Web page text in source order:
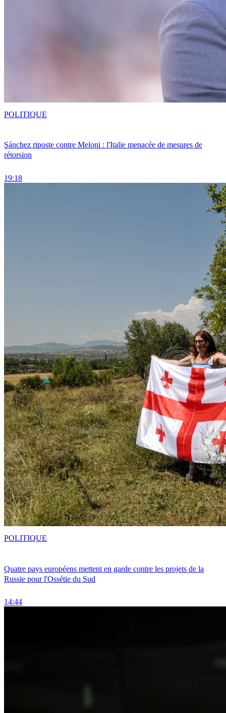
Sánchez riposte contre Meloni : l'Italie menacée de mesures de
rétorsion
19:18
POLITIQUE
Quatre pays européens mettent en garde contre les projets de la
Russie pour l'Ossétie du Sud
14:44
POLITIQUE